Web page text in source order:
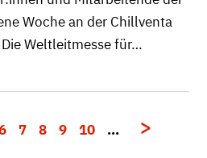
Woche an der Chillventa
Weltleitmesse für…
7 8 9 10 …